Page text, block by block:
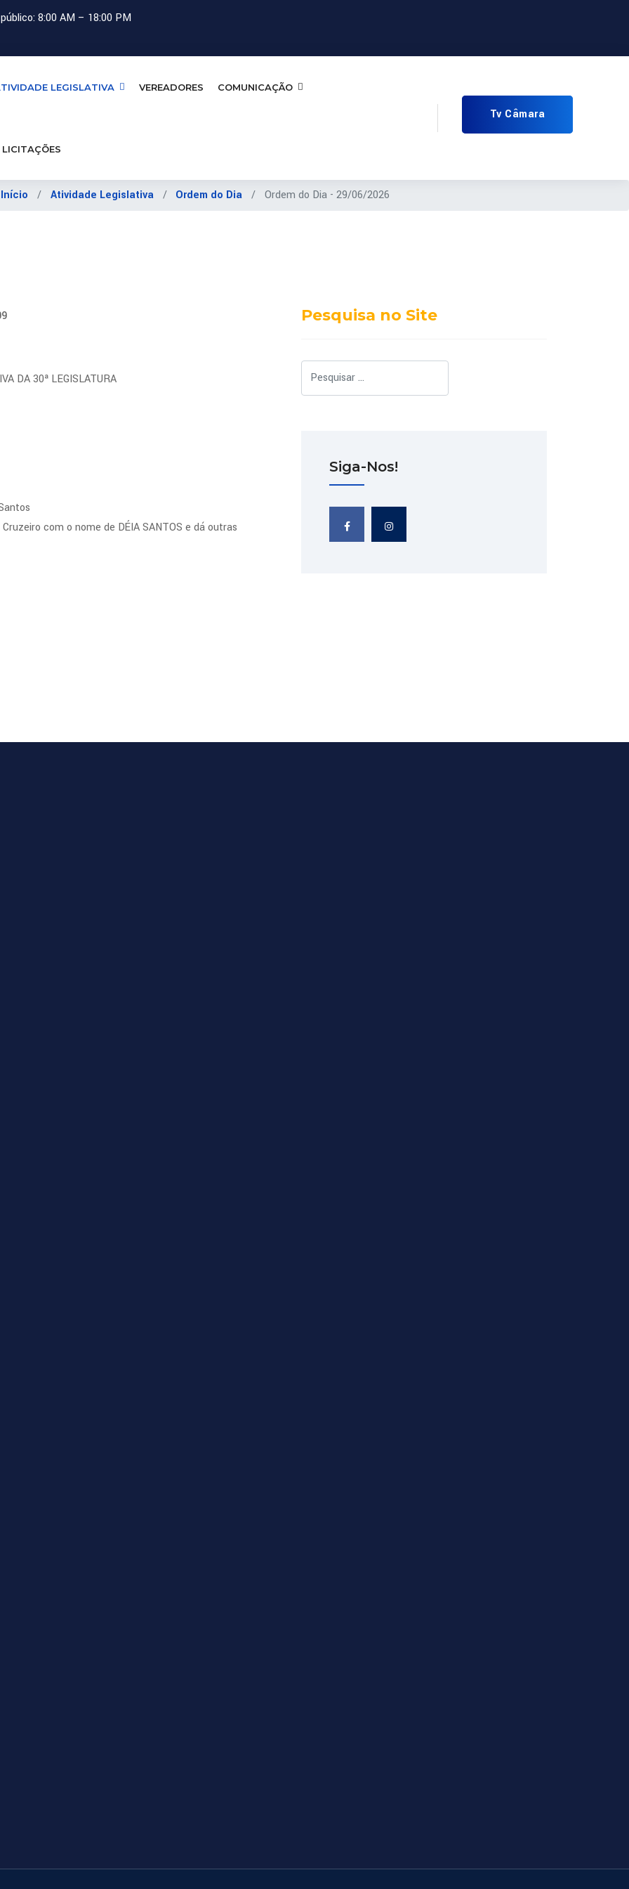
8:00 AM – 18:00 PM
LEGISLATIVA VEREADORES COMUNICAÇÃO
LICITAÇÕES
Tv Câmara
Início Atividade Legislativa Ordem do Dia Ordem do Dia - 29/06/2026
DA 30ª LEGISLATURA
com o nome de DÉIA SANTOS e dá outras
Pesquisa no Site
Siga-Nos!